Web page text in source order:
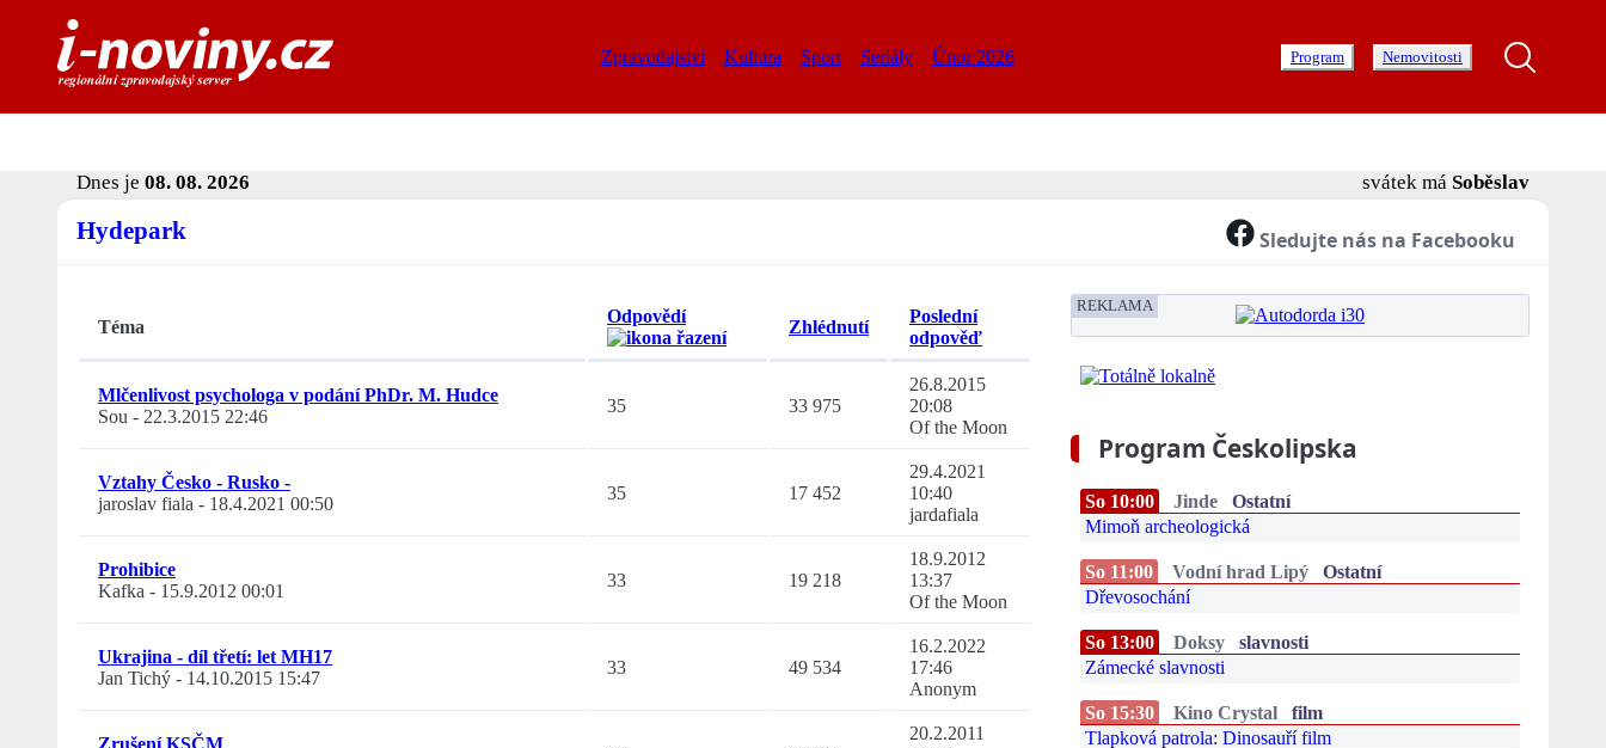
Zpravodajství Kultura Sport Seriály Únor 2026 Program Nemovitosti
Dnes je 08. 08. 2026 svátek má Soběslav
Hydepark Sledujte nás na Facebooku
Téma
Odpovědí
Zhlédnutí
Poslední
odpověď
Mlčenlivost psychologa v podání PhDr. M. Hudce
Sou - 22.3.2015 22:46
35 33 975
26.8.2015
20:08
Of the Moon
Vztahy Česko - Rusko -
jaroslav fiala - 18.4.2021 00:50
35 17 452
29.4.2021
10:40
jardafiala
Prohibice
Kafka - 15.9.2012 00:01
33 19 218
18.9.2012
13:37
Of the Moon
Ukrajina - díl třetí: let MH17
Jan Tichý - 14.10.2015 15:47
33 49 534
16.2.2022
17:46
Anonym
20.2.2011
REKLAMA
Program Českolipska
So 10:00 Jinde
Ostatní
Mimoň archeologická
So 11:00 Vodní hrad Lipý
Ostatní
Dřevosochání
So 13:00 Doksy
slavnosti
Zámecké slavnosti
So 15:30 Kino Crystal
film
Tlapková patrola: Dinosauří film